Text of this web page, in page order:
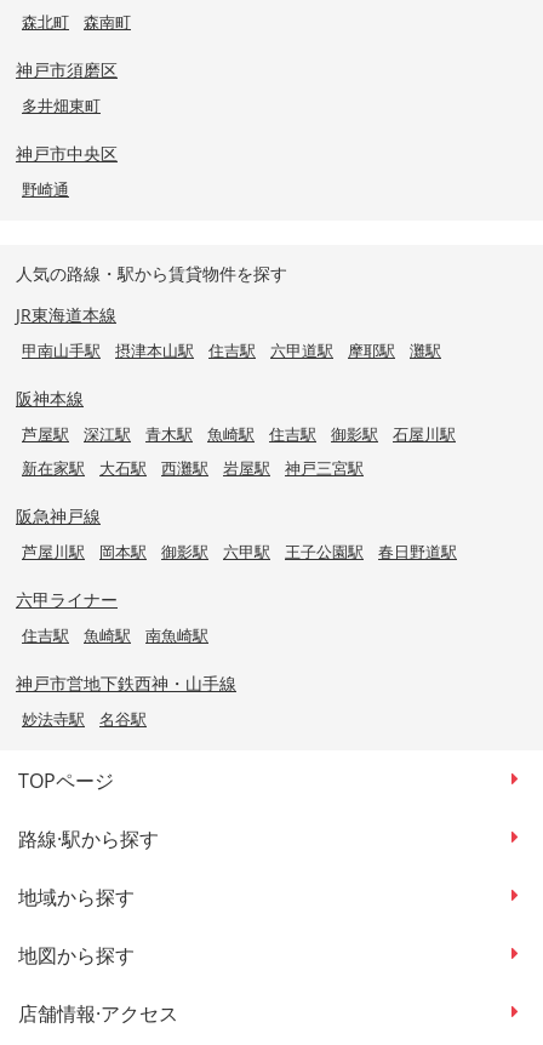
森北町
森南町
神戸市須磨区
多井畑東町
神戸市中央区
野崎通
人気の路線・駅から賃貸物件を探す
JR東海道本線
甲南山手駅 摂津本山駅 住吉駅 六甲道駅 摩耶駅 灘駅
阪神本線
芦屋駅 深江駅 青木駅 魚崎駅 住吉駅 御影駅
石屋川駅
新在家駅
大石駅 西灘駅 岩屋駅 神戸三宮駅
阪急神戸線
芦屋川駅 岡本駅 御影駅 六甲駅 王子公園駅 春日野道駅
六甲ライナー
住吉駅 魚崎駅 南魚崎駅
神戸市営地下鉄西神・山手線
妙法寺駅 名谷駅
TOPページ
路線·駅から探す
地域から探す
地図から探す
店舗情報·アクセス